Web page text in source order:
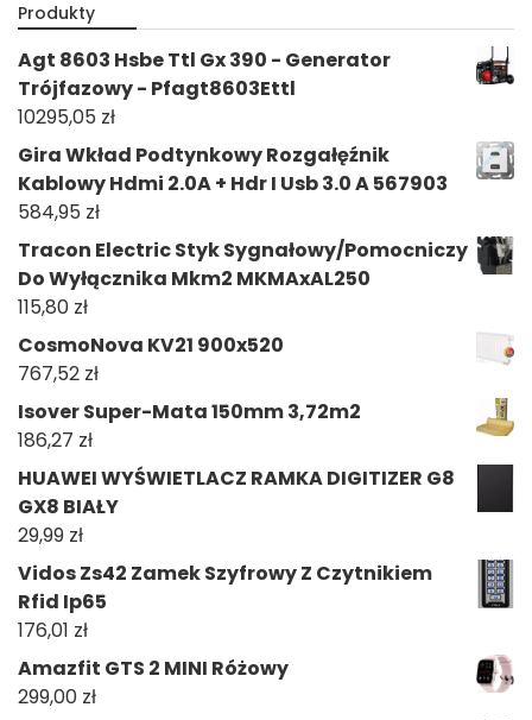
Produkty
Agt 8603 Hsbe Ttl Gx 390 - Generator
Trójfazowy - Pfagt8603Ettl
10295,05 zł
Gira Wkład Podtynkowy Rozgałęźnik
Kablowy Hdmi 2.0A + Hdr I Usb 3.0 A 567903
584,95 zł
Tracon Electric Styk Sygnałowy/Pomocniczy
Do Wyłącznika Mkm2 MKMAxAL250
115,80 zł
CosmoNova KV21 900x520
767,52 zł
Isover Super-Mata 150mm 3,72m2
186,27 zł
HUAWEI WYŚWIETLACZ RAMKA DIGITIZER G8
GX8 BIAŁY
29,99 zł
Vidos Zs42 Zamek Szyfrowy Z Czytnikiem
Rfid Ip65
176,01 zł
Amazfit GTS 2 MINI Różowy
299,00 zł